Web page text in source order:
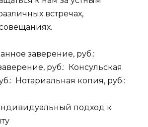
встречах,
заверение, руб.:
руб.: Консульская
Нотариальная копия, руб.:
подход к